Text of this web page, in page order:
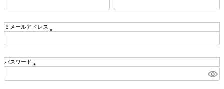
須
)
Ｅメールアドレス
須
)
パスワード